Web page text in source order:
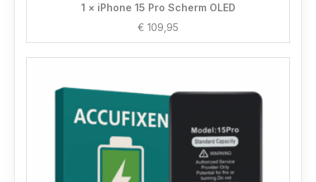
1 × iPhone 15 Pro Scherm OLED
€ 109,95